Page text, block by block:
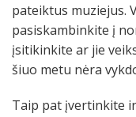
pateiktus muziejus.
pasiskambinkite į
įsitikinkite ar jie
šiuo metu nėra
Taip pat įvertinkite